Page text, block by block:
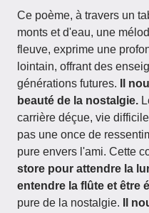
Ce poème, à travers un
monts et d'eau, une
fleuve, exprime une
lointain, offrant des
générations futures.
Il
beauté de la nostalgie.
carrière déçue, vie
pas une once de
pure envers l'ami. Cette
store pour attendre la
entendre la flûte et être
pure de la nostalgie.
Il